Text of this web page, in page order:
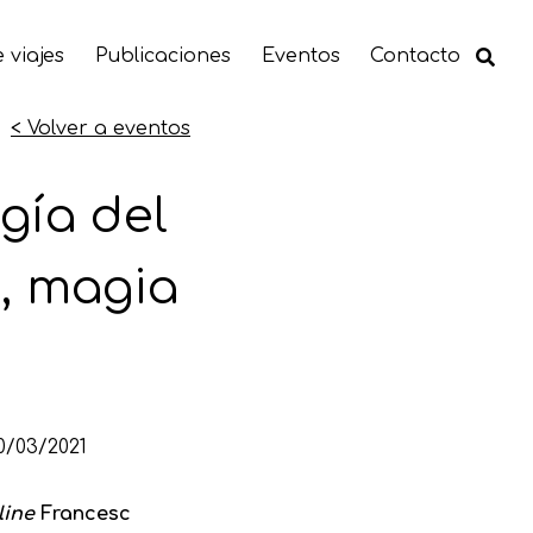
viajes Publicaciones Eventos Contacto
< Volver a eventos
del
magia
03/2021
Francesc